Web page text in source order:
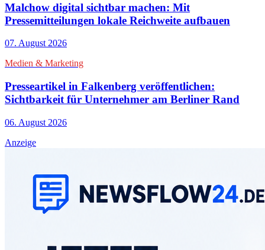
Malchow digital sichtbar machen: Mit
Pressemitteilungen lokale Reichweite aufbauen
07. August 2026
Medien & Marketing
Presseartikel in Falkenberg veröffentlichen:
Sichtbarkeit für Unternehmer am Berliner Rand
06. August 2026
Anzeige